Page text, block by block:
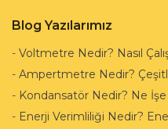
Blog Yazılarımız
- Voltmetre Nedir? Nasıl
- Ampertmetre Nedir?
- Kondansatör Nedir? Ne İşe
- Enerji Verimliliği Nedir?